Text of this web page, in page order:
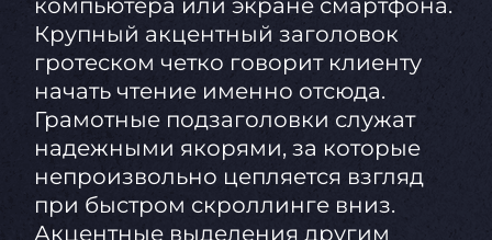
Крупный акцентный заголовок
гротеском четко говорит клиенту
начать чтение именно отсюда.
Грамотные подзаголовки служат
надежными якорями, за которые
непроизвольно цепляется взгляд
при быстром скроллинге вниз.
Акцентные выделения другим